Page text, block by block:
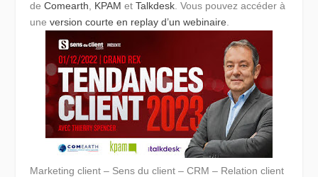
deComearth KPAM etTalkdesk . Vous pouvez accéder à
uneversion courte en replay d’un webinaire
Marketing client – Sens du client – CRM – Relation client